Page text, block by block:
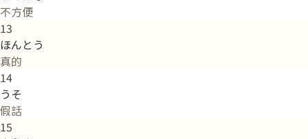
不方便
13
ほんとう
真的
14
うそ
假話
15